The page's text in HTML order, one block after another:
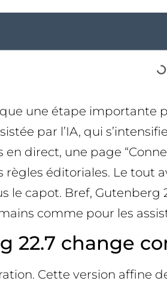
une étape importante
par l’IA, qui
direct, une page
règles éditoriales. Le
le capot. Bref,
comme pour les
22.7 change
Cette version affine